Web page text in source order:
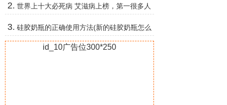
2. 世界上十大必死病 艾滋病上榜，第一很多人
3. 硅胶奶瓶的正确使用方法(新的硅胶奶瓶怎么
消毒)
id_10广告位300*250